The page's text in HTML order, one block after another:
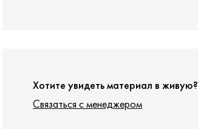
Хотите увидеть материал в живую?
Связаться с менеджером